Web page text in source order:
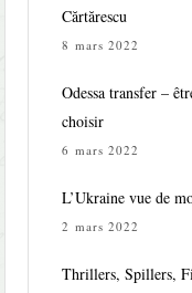
Cărtărescu
8 mars 2022
Odessa transfer –
choisir
6 mars 2022
L’Ukraine vue de
2 mars 2022
Thrillers, Spillers,